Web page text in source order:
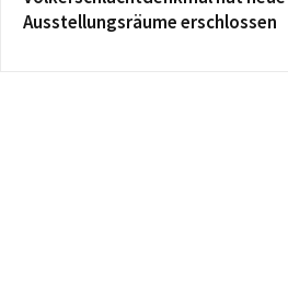
Ausstellungsräume erschlossen